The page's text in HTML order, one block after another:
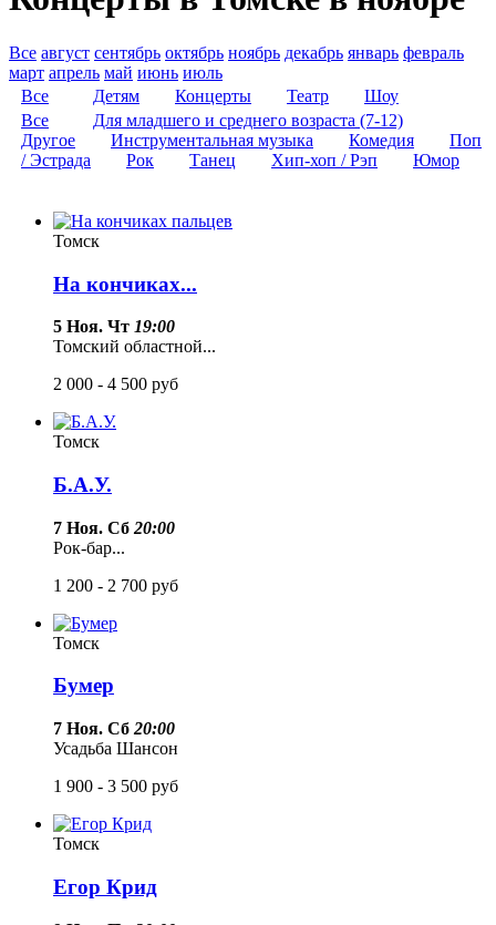
Все август сентябрь октябрь ноябрь декабрь январь февраль
март апрель май июнь июль
Все
Детям Концерты Театр
Шоу
Все
Для младшего и среднего возраста (7-12)
Другое
Инструментальная музыка Комедия
Поп
/ Эстрада
Рок Танец Хип-хоп / Рэп Юмор
Томск
На кончиках...
5 Ноя. Чт 19:00
Томский областной...
2 000 - 4 500 руб
Томск
Б.А.У.
7 Ноя. Сб 20:00
Рок-бар...
1 200 - 2 700 руб
Томск
Бумер
7 Ноя. Сб 20:00
Усадьба Шансон
1 900 - 3 500 руб
Томск
Егор Крид